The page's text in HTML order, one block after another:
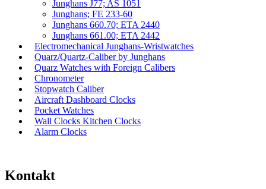
Junghans J77; AS 1051
Junghans; FE 233-60
Junghans 660.70; ETA 2440
Junghans 661.00; ETA 2442
Electromechanical Junghans-Wristwatches
Quarz/Quartz-Caliber by Junghans
Quarz Watches with Foreign Calibers
Chronometer
Stopwatch Caliber
Aircraft Dashboard Clocks
Pocket Watches
Wall Clocks Kitchen Clocks
Alarm Clocks
Kontakt